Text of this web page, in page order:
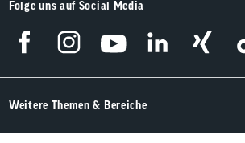
Folge uns auf Social Media
Weitere Themen & Bereiche